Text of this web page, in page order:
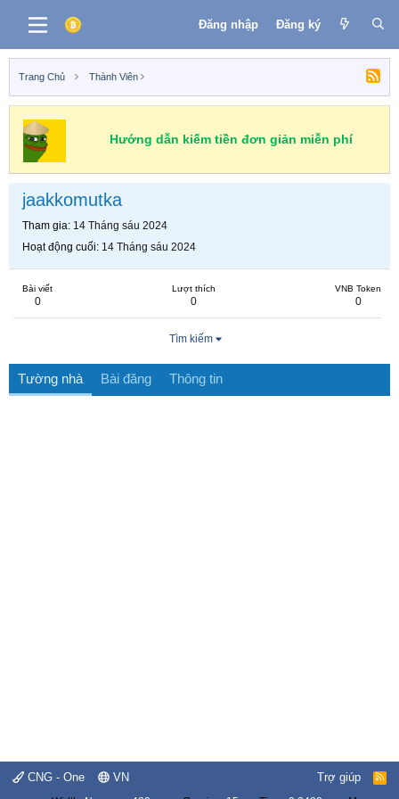
Đăng nhập Đăng ký
Trang Chủ Thành Viên
Hướng dẫn kiếm tiền đơn giản miễn phí
jaakkomutka
Tham gia 14 Tháng sáu 2024
Hoạt động cuối 14 Tháng sáu 2024
Bài viết
0
Lượt thích
0
VNB Token
0
Tìm kiếm
Tường nhà Bài đăng Thông tin
CNG - One VN Trợ giúp
R